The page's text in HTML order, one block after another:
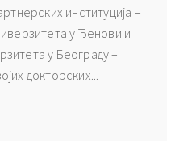
институција –
у Ђенови и
у Београду –
докторских...